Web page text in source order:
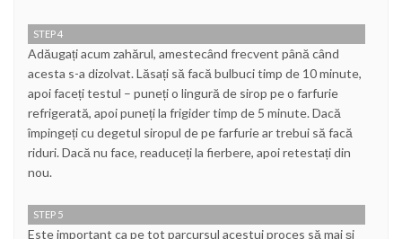
STEP 4
Adăugați acum zahărul, amestecând frecvent până când
acesta s-a dizolvat. Lăsați să facă bulbuci timp de 10 minute,
apoi faceți testul – puneți o lingură de sirop pe o farfurie
refrigerată, apoi puneți la frigider timp de 5 minute. Dacă
împingeți cu degetul siropul de pe farfurie ar trebui să facă
riduri. Dacă nu face, readuceți la fierbere, apoi retestați din
nou.
STEP 5
Este important ca pe tot parcursul acestui proces să mai și